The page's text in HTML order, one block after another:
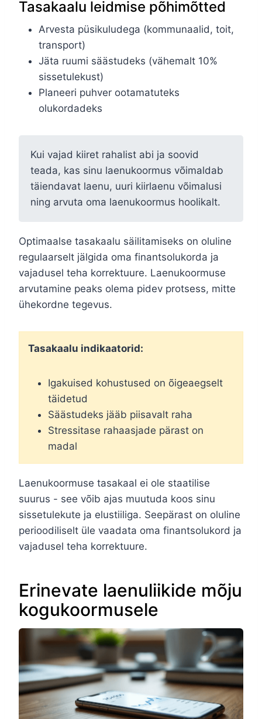
Tasakaalu leidmise põhimõtted
Arvesta püsikuludega (kommunaalid, toit,
transport)
Jäta ruumi säästudeks (vähemalt 10%
sissetulekust)
Planeeri puhver ootamatuteks
olukordadeks
Kui vajad kiiret rahalist abi ja soovid
teada, kas sinu laenukoormus võimaldab
täiendavat laenu, uuri kiirlaenu võimalusi
ning arvuta oma laenukoormus hoolikalt.
Optimaalse tasakaalu säilitamiseks on oluline
regulaarselt jälgida oma finantsolukorda ja
vajadusel teha korrektuure. Laenukoormuse
arvutamine peaks olema pidev protsess, mitte
ühekordne tegevus.
Tasakaalu indikaatorid:
Igakuised kohustused on õigeaegselt
täidetud
Säästudeks jääb piisavalt raha
Stressitase rahaasjade pärast on
madal
Laenukoormuse tasakaal ei ole staatilise
suurus - see võib ajas muutuda koos sinu
sissetulekute ja elustiiliga. Seepärast on oluline
perioodiliselt üle vaadata oma finantsolukord ja
vajadusel teha korrektuure.
Erinevate laenuliikide mõju
kogukoormusele